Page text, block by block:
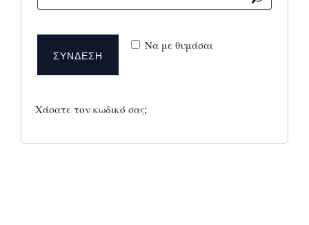
Να με θυμάσαι
ΣΎΝΔΕΣΗ
Χάσατε τον κωδικό σας;